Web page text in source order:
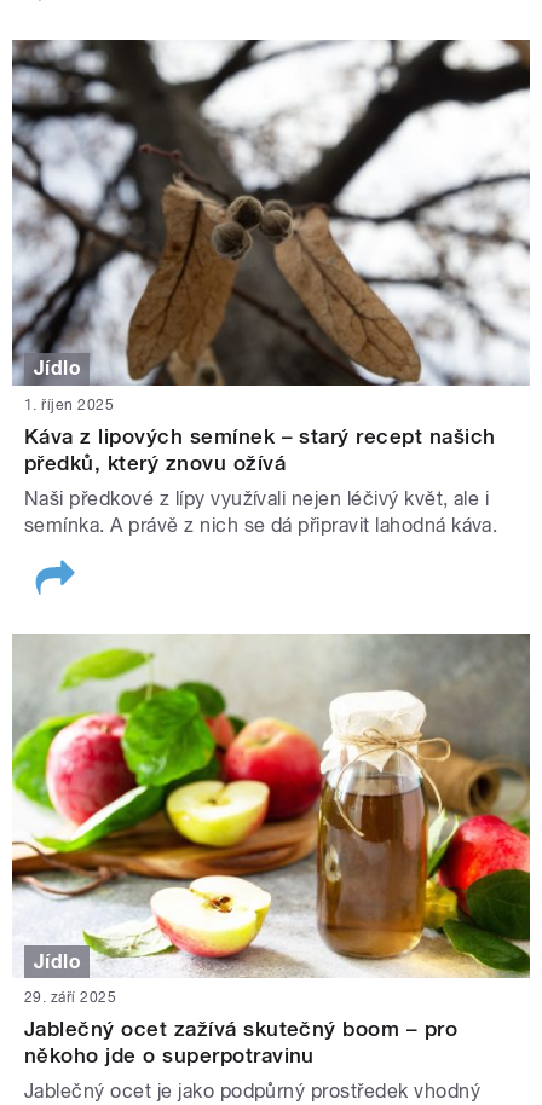
Jídlo
1. říjen 2025
Káva z lipových semínek – starý recept našich
předků, který znovu ožívá
Naši předkové z lípy využívali nejen léčivý květ, ale i
semínka. A právě z nich se dá připravit lahodná káva.
Jídlo
29. září 2025
Jablečný ocet zažívá skutečný boom – pro
někoho jde o superpotravinu
Jablečný ocet je jako podpůrný prostředek vhodný